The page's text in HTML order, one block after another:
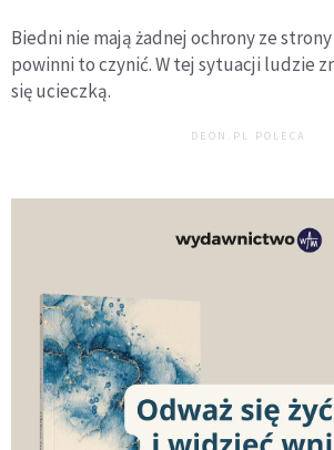
Biedni nie mają żadnej ochrony ze
powinni to czynić. W tej sytuacji ludzie
się ucieczką.
DEON.PL POLECA